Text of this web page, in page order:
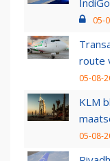
05-
route
05-08-
KLM
05-08-